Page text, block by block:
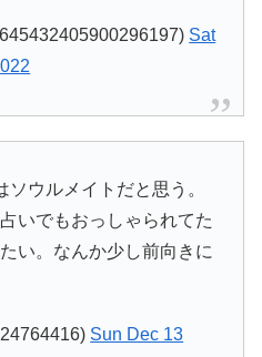
Sat
ウルメイトだと思う。
いでもおっしゃられてた
い。なんか少し前向きに
Sun Dec 13